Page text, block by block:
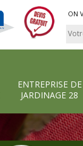
ON
ENTREPRISE DE
JARDINAGE 28